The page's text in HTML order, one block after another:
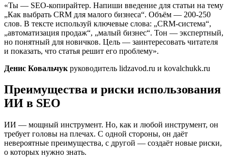
«Ты — SEO-копирайтер. Напиши введение для статьи на тему
„Как выбрать CRM для малого бизнеса“. Объём — 200-250
слов. В тексте используй ключевые слова: „CRM-система“,
„автоматизация продаж“, „малый бизнес“. Тон — экспертный,
но понятный для новичков. Цель — заинтересовать читателя
и показать, что статья решит его проблему».
Денис Ковальчук руководитель lidzavod.ru и kovalchukk.ru
Преимущества и риски использования
ИИ в SEO
ИИ — мощный инструмент. Но, как и любой инструмент, он
требует головы на плечах. С одной стороны, он даёт
невероятные преимущества, с другой — создаёт новые риски,
о которых нужно знать.